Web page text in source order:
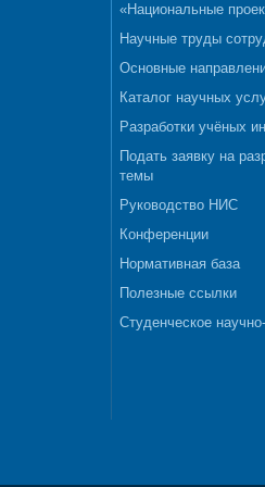
«Национальные
Научные труды
Основные
Каталог научных
Разработки учёных
Подать заявку на
темы
Руководство НИС
Конференции
Нормативная база
Полезные ссылки
Студенческое